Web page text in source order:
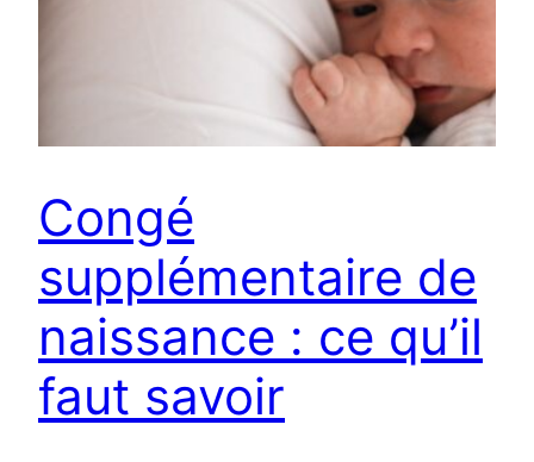
Congé
supplémentaire de
naissance : ce qu’il
faut savoir